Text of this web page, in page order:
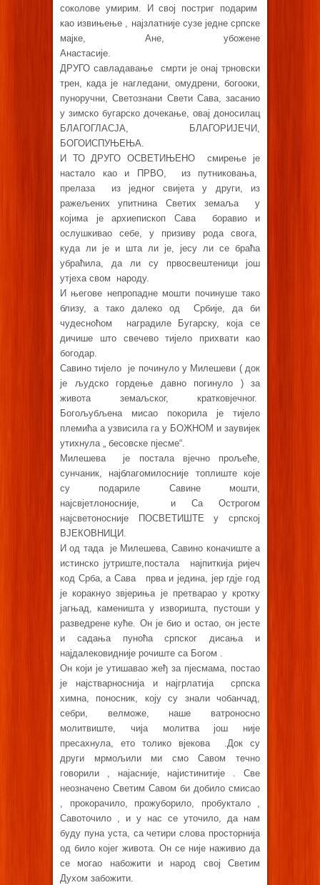
соколове умирим. И свој постриг подарим
као извињење , најзлатније сузе једне српске
мајке, Ане, убожене
Анастасије.
ДРУГО савладавање смрти је онај трновски
трен, када је нагледани, омудрени, богооки,
пуноручни, Светознани Свети Сава, засанио
у зимско бугарско дочекање, овај доносилац
БЛАГОГЛАСЈА, БЛАГОРИЈЕЧИ,
БОГОИСПУЊЕЊА.
И ТО ДРУГО ОСВЕТИЊЕНО смирење је
настало као и ПРВО, из путниковања,
прелаза из једног свијета у други, из
ражељених упитнина Светих земаља у
којима је архиепископ Сава боравио и
ослушкивао себе, у призиву рода свога,
куда ли је и шта ли је, јесу ли се браћа
убраћила, да ли су првосвештеници још
утјеха свом народу.
И његове непропадне мошти починуше тако
близу, а тако далеко од Србије, да би
чудесноћом наградиле Бугарску, која се
дичише што свечево тијело прихвати као
богодар.
Савино тијело је починуло у Милешеви ( док
је људско гордење давно погинуло ) за
живота земаљског, кратковјечног.
Богољубљена мисао покорила је тијело
племића а узвисила га у БОЖНОМ и заувијек
утихнула „ бесовске пјесме“.
Милешева је постала вјечно прољеће,
сунчаник, најблагомилосније топлиште које
су подариле Савине мошти,
најсвјетлоносније, и Са Острогом
најсветоносније ПОСВЕТИШТЕ у српској
ВЈЕКОВНИЦИ.
И од тада је Милешева, Савино коначиште а
истинско јутриште,постала најпиткија ријеч
код Срба, а Сава прва и једина, јер гдје год
је коракнуо звјериња је претварао у кротку
јагњад, каменишта у изворишта, пустоши у
разведрене куће. Он је био и остао, он јесте
и садања пуноћа српског дисања и
најдалековидније рочиште са Богом .
Он који је утишавао жеђ за пјесмама, постао
је најстварноснија и најгрлатија српска
химна, поносник, коју су знали чобанчад,
себри, велможе, наше ватроносно
молитвиште, чија молитва још није
пресахнула, ето толико вјекова .Док су
други мрмољили ми смо Савом течно
говорили , најасније, најистинитије . Све
неозначено Светим Савом би добило смисао
, прокорачило, прожуборило, пробуктало ,
Савоточило , и у нас се уточило, да нам
буду пуна уста, са четири слова просторнија
од било којег живота. Он се није наживио да
се могао набожити и народ свој Светим
Духом забожити.